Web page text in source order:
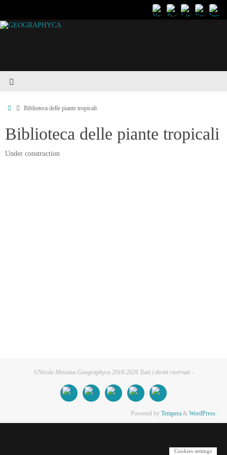
Biblioteca delle piante tropicali
Biblioteca delle piante tropicali
Under construction
©Nicola Messina-Geographyca 2018-2026 Tutti i diritti riservati -
Powered by Tempera & WordPress.
Cookies settings